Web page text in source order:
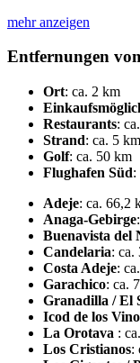
mehr anzeigen
Entfernungen
Ort: ca. 2 km
Restaurants:
Strand: ca. 5 km
Golf: ca. 50 km
Flughafen Süd:
Adeje: ca. 66,2
Anaga-Gebirge:
Buenavista del
Candelaria: ca.
Costa Adeje:
Garachico: ca.
Granadilla / El
Icod de los
La Orotava :
Los Cristianos: